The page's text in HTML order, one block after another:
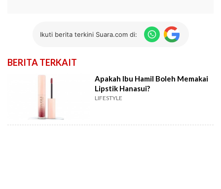
Ikuti berita terkini Suara.com di:
BERITA TERKAIT
Apakah Ibu Hamil Boleh Memakai
Lipstik Hanasui?
LIFESTYLE